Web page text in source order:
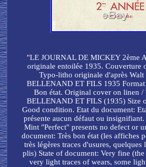
"LE JOURNAL DE MICKEY 2ème
originale entoilée 1935. Couverture
Typo-litho originale d'après
BELLENAND ET FILS 1935
Bon état. Original cover on linen
BELLENAND ET FILS (1935) Size
Good condition. Etat du document:
présente aucun défaut ou
Mint "Perfect" presents no defect or
document: Très bon état (les affiches
très légères traces d'usures, quelques
plis) State of document: Very fine (the
very light traces of wears, some